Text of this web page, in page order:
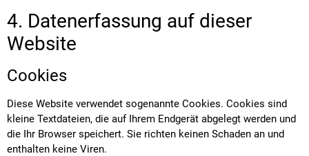
4. Datenerfassung auf dieser
Website
Cookies
Diese Website verwendet sogenannte Cookies. Cookies sind
kleine Textdateien, die auf Ihrem Endgerät abgelegt werden und
die Ihr Browser speichert. Sie richten keinen Schaden an und
enthalten keine Viren.